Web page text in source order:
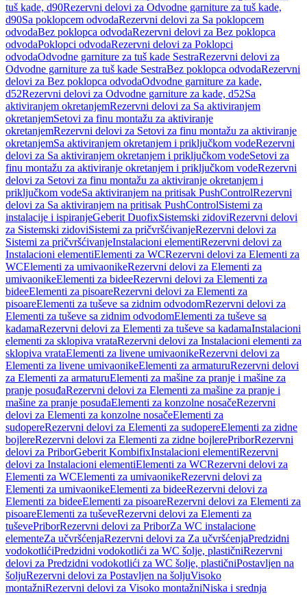
tuš kade, d90Rezervni delovi za Odvodne garniture za tuš kade,
d90Sa poklopcem odvodaRezervni delovi za Sa poklopcem
odvodaBez poklopca odvodaRezervni delovi za Bez poklopca
odvodaPoklopci odvodaRezervni delovi za Poklopci
odvodaOdvodne garniture za tuš kade SestraRezervni delovi za
Odvodne garniture za tuš kade SestraBez poklopca odvodaRezervni
delovi za Bez poklopca odvodaOdvodne garniture za kade,
d52Rezervni delovi za Odvodne garniture za kade, d52Sa
aktiviranjem okretanjemRezervni delovi za Sa aktiviranjem
okretanjemSetovi za finu montažu za aktiviranje
okretanjemRezervni delovi za Setovi za finu montažu za aktiviranje
okretanjemSa aktiviranjem okretanjem i priključkom vodeRezervni
delovi za Sa aktiviranjem okretanjem i priključkom vodeSetovi za
finu montažu za aktiviranje okretanjem i priključkom vodeRezervni
delovi za Setovi za finu montažu za aktiviranje okretanjem i
priključkom vodeSa aktiviranjem na pritisak PushControlRezervni
delovi za Sa aktiviranjem na pritisak PushControlSistemi za
instalacije i ispiranjeGeberit DuofixSistemski zidoviRezervni delovi
za Sistemski zidoviSistemi za pričvršćivanjeRezervni delovi za
Sistemi za pričvršćivanjeInstalacioni elementiRezervni delovi za
Instalacioni elementiElementi za WCRezervni delovi za Elementi za
WCElementi za umivaonikeRezervni delovi za Elementi za
umivaonikeElementi za bideeRezervni delovi za Elementi za
bideeElementi za pisoareRezervni delovi za Elementi za
pisoareElementi za tuševe sa zidnim odvodomRezervni delovi za
Elementi za tuševe sa zidnim odvodomElementi za tuševe sa
kadamaRezervni delovi za Elementi za tuševe sa kadamaInstalacioni
elementi za sklopiva vrataRezervni delovi za Instalacioni elementi za
sklopiva vrataElementi za livene umivaonikeRezervni delovi za
Elementi za livene umivaonikeElementi za armaturuRezervni delovi
za Elementi za armaturuElementi za mašine za pranje i mašine za
pranje posuđaRezervni delovi za Elementi za mašine za pranje i
mašine za pranje posuđaElementi za konzolne nosačeRezervni
delovi za Elementi za konzolne nosačeElementi za
sudopereRezervni delovi za Elementi za sudopereElementi za zidne
bojlereRezervni delovi za Elementi za zidne bojlerePriborRezervni
delovi za PriborGeberit KombifixInstalacioni elementiRezervni
delovi za Instalacioni elementiElementi za WCRezervni delovi za
Elementi za WCElementi za umivaonikeRezervni delovi za
Elementi za umivaonikeElementi za bideeRezervni delovi za
Elementi za bideeElementi za pisoareRezervni delovi za Elementi za
pisoareElementi za tuševeRezervni delovi za Elementi za
tuševePriborRezervni delovi za PriborZa WC instalacione
elementeZa učvršćenjaRezervni delovi za Za učvršćenjaPredzidni
vodokotlićiPredzidni vodokotlići za WC šolje, plastičniRezervni
delovi za Predzidni vodokotlići za WC šolje, plastičniPostavljen na
šoljuRezervni delovi za Postavljen na šoljuVisoko
montažniRezervni delovi za Visoko montažniNiska i srednja